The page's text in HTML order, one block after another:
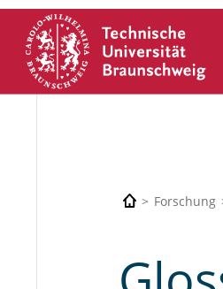
Forschung